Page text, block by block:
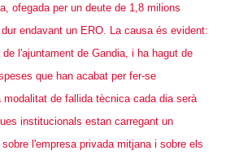
ofegada per un deute de 1,8 milions
endavant un ERO. La causa és evident:
l'ajuntament de Gandia, i ha hagut de
que han acabat per fer-se
de fallida tècnica cada dia serà
institucionals estan carregant un
l'empresa privada mitjana i sobre els